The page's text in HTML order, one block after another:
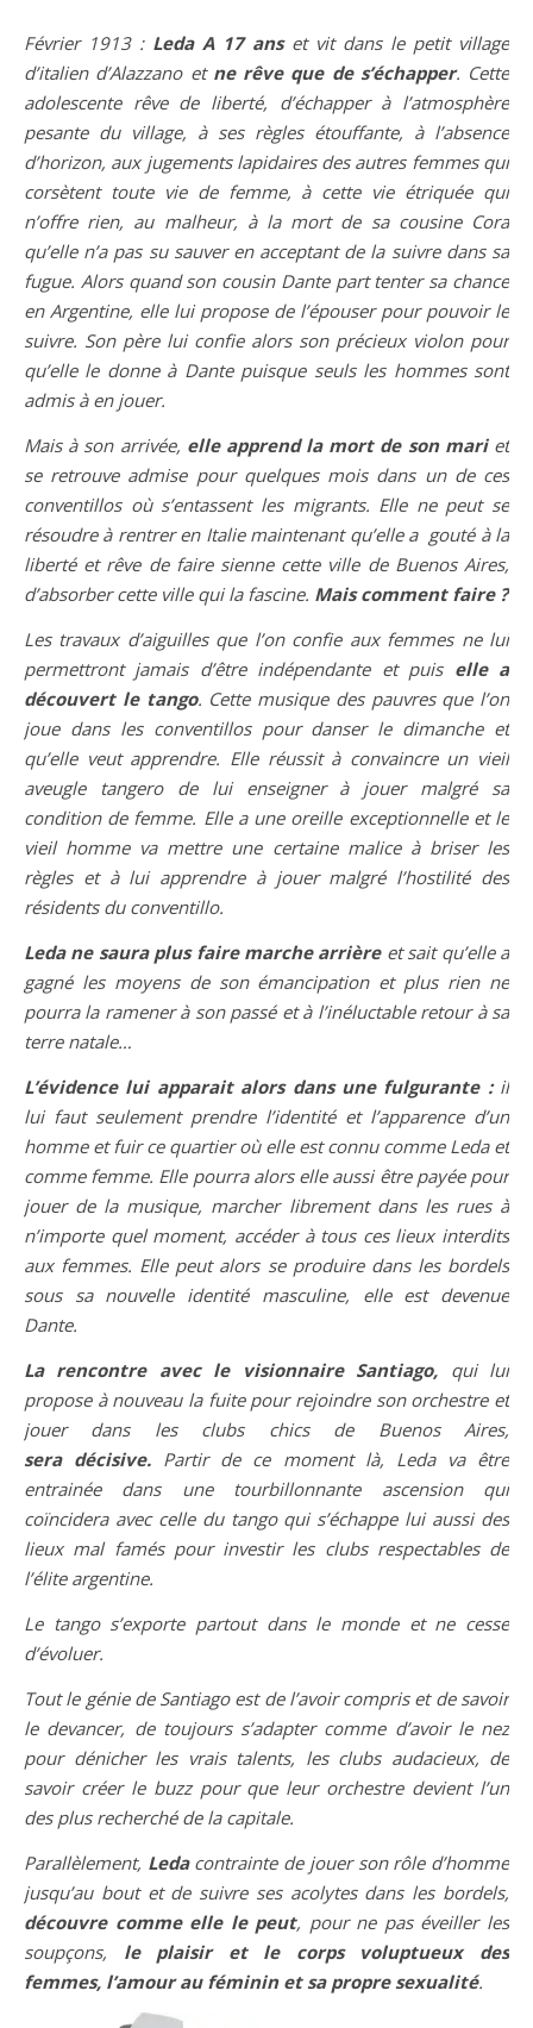
Février 1913 : Leda A 17 anset vit dans le petit village
d’italien d’Alazzano et ne rêve que de s’échapper. Cette
adolescente rêve de liberté, d’échapper à l’atmosphère
pesante du village, à ses règles étouffante, à l’absence
d’horizon, aux jugements lapidaires des autres femmes qui
corsètent toute vie de femme, à cette vie étriquée qui
n’offre rien, au malheur, à la mort de sa cousine Cora
qu’elle n’a pas su sauver en acceptant de la suivre dans sa
fugue. Alors quand son cousin Dante part tenter sa chance
en Argentine, elle lui propose de l’épouser pour pouvoir le
suivre. Son père lui confie alors son précieux violon pour
qu’elle le donne à Dante puisque seuls les hommes sont
admis à en jouer.
Mais à son arrivée, elle apprend la mort de son mariet
se retrouve admise pour quelques mois dans un de ces
conventillos où s’entassent les migrants. Elle ne peut se
résoudre à rentrer en Italie maintenant qu’elle a gouté à la
liberté et rêve de faire sienne cette ville de Buenos Aires,
d’absorber cette ville qui la fascine. Mais comment faire ?
Les travaux d’aiguilles que l’on confie aux femmes ne lui
permettront jamais d’être indépendante et puis elle a
découvert le tango. Cette musique des pauvres que l’on
joue dans les conventillos pour danser le dimanche et
qu’elle veut apprendre. Elle réussit à convaincre un vieil
aveugle tangero de lui enseigner à jouer malgré sa
condition de femme. Elle a une oreille exceptionnelle et le
vieil homme va mettre une certaine malice à briser les
règles et à lui apprendre à jouer malgré l’hostilité des
résidents du conventillo.
Leda ne saura plus faire marche arrièreet sait qu’elle a
gagné les moyens de son émancipation et plus rien ne
pourra la ramener à son passé et à l’inéluctable retour à sa
terre natale…
L’évidence lui apparait alors dans une fulgurante :il
lui faut seulement prendre l’identité et l’apparence d’un
homme et fuir ce quartier où elle est connu comme Leda et
comme femme. Elle pourra alors elle aussi être payée pour
jouer de la musique, marcher librement dans les rues à
n’importe quel moment, accéder à tous ces lieux interdits
aux femmes. Elle peut alors se produire dans les bordels
sous sa nouvelle identité masculine, elle est devenue
Dante.
La rencontre avec le visionnaire Santiago, qui lui
propose à nouveau la fuite pour rejoindre son orchestre et
jouer dans les clubs chics de Buenos Aires,
sera décisive. Partir de ce moment là, Leda va être
entrainéedans une tourbillonnante ascension qui
coïncidera avec celle du tango qui s’échappe lui aussi des
lieux mal famés pour investir les clubs respectables de
l’élite argentine.
Le tango s’exporte partout dans le monde et ne cesse
d’évoluer.
Tout le génie de Santiago est de l’avoir compris et de savoir
le devancer, de toujours s’adapter comme d’avoir le nez
pour dénicher les vrais talents, les clubs audacieux, de
savoir créer le buzz pour que leur orchestre devient l’un
des plus recherché de la capitale.
Parallèlement, Ledacontrainte de jouer son rôle d’homme
jusqu’au bout et de suivre ses acolytes dans les bordels,
découvre comme elle le peut, pour ne pas éveiller les
soupçons, le plaisir et le corps voluptueux des
femmes, l’amour au féminin et sa propre sexualité.